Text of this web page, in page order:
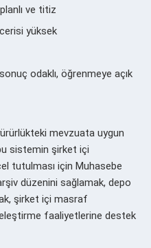
ve titiz
yüksek
odaklı, öğrenmeye açık
mevzuata uygun
sistemin şirket içi
tutulması için Muhasebe
düzenini sağlamak, depo
şirket içi masraf
faaliyetlerine destek